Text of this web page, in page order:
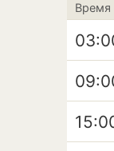
Время